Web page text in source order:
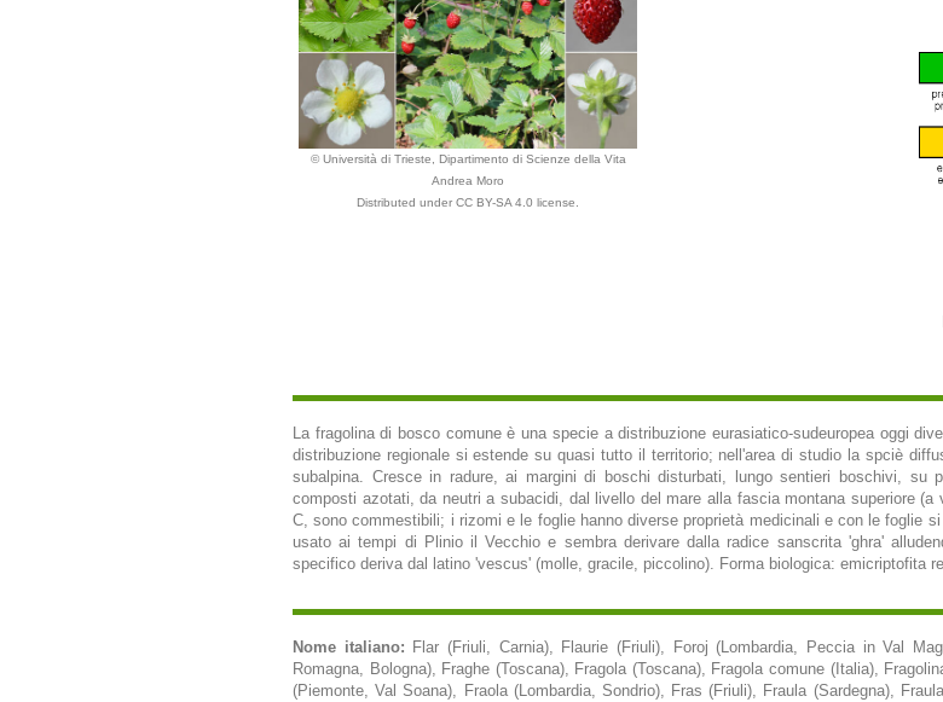
© Università di Trieste, Dipartimento di Scienze della Vita
Andrea Moro
Distributed under CC BY-SA 4.0 license.
La fragolina di bosco comune è una specie a distribuzione eurasiatico-sudeuropea oggi
distribuzione regionale si estende su quasi tutto il territorio; nell'area di studio la spciè
subalpina. Cresce in radure, ai margini di boschi disturbati, lungo sentieri boschivi,
composti azotati, da neutri a subacidi, dal livello del mare alla fascia montana superiore
C, sono commestibili; i rizomi e le foglie hanno diverse proprietà medicinali e con le foglie
usato ai tempi di Plinio il Vecchio e sembra derivare dalla radice sanscrita 'ghra'
specifico deriva dal latino 'vescus' (molle, gracile, piccolino). Forma biologica: emicriptofita
Nome italiano: Flar (Friuli, Carnia), Flaurie (Friuli), Foroj (Lombardia, Peccia in Val
Romagna, Bologna), Fraghe (Toscana), Fragola (Toscana), Fragola comune (Italia),
(Piemonte, Val Soana), Fraola (Lombardia, Sondrio), Fras (Friuli), Fraula (Sardegna),